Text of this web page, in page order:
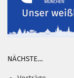
NÄCHSTE…